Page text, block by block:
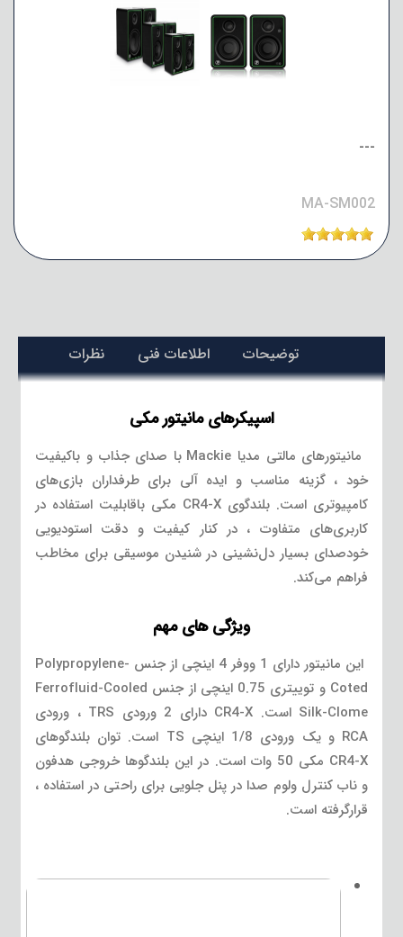
---
MA-SM002
توضیحات اطلاعات فنی نظرات
اسپیکرهای مانیتور مکی
مانیتورهای مالتی مدیا Mackie با صدای جذاب و باکیفیت
خود ، گزینه مناسب و ایده آلی برای طرفداران بازی‌های
کامپیوتری است. بلندگوی CR4-X مکی باقابلیت استفاده در
کاربری‌های متفاوت ، در کنار کیفیت و دقت استودیویی
خودصدای بسیار دل‌نشینی در شنیدن موسیقی برای مخاطب
فراهم می‌کند.
ویژگی های مهم
این مانیتور دارای 1 ووفر 4 اینچی از جنس Polypropylene-
Coted و توییتری 0.75 اینچی از جنس Ferrofluid-Cooled
Silk-Clome است. CR4-X دارای 2 ورودی TRS ، ورودی
RCA و یک ورودی 1/8 اینچی TS است. توان بلندگوهای
CR4-X مکی 50 وات است. در این بلندگوها خروجی هدفون
و ناب کنترل ولوم صدا در پنل جلویی برای راحتی در استفاده ،
قرارگرفته است.